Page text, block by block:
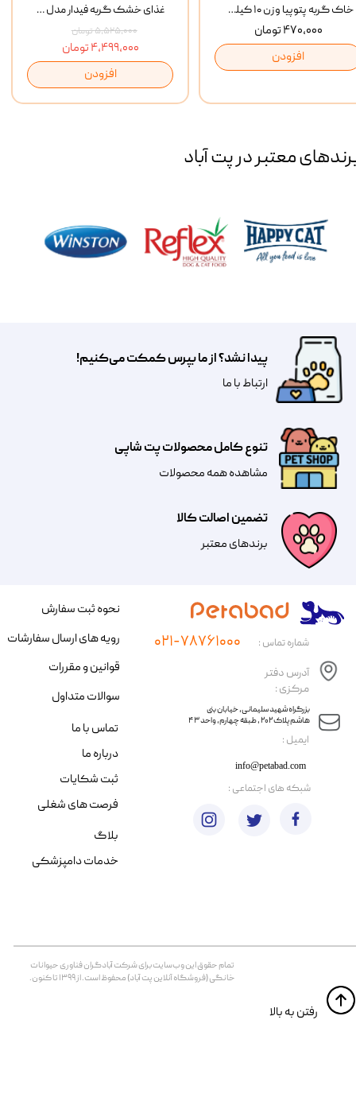
غذای خشک گربه فیدار مدل Adult وزن 10 کیلوگرم
۵,۵۲۵,۰۰۰ تومان
۴,۴۹۹,۰۰۰ تومان
افزودن
خاک گربه پتوپیا وزن ۱۰ کیلوگرم
۴۷۰,۰۰۰ تومان
افزودن
معتبر در پت آباد
تضمین اصالت کالا
​​برندهای معتبر​​​​​​​
تنوع کامل محصولات پت شاپی
مشاهده همه محصولات
پیدا نشد؟ از ما بپرس کمکت می‌کنیم!
​​​ارتباط با ما
​ایمیل :
آدرس دفتر
مرکزی :
info@petabad.com
​​بزرگراه شهید سلیمانی، خیابان بنی
هاشم پلاک ۲۰۲ ، طبقه چهارم، واحد ۴۳
شماره تماس : ۰۲۱-۷۸۷۶۱۰۰۰
تمام حقوق اين وب‌سايت برای شرکت آبادگران فناوری حیوانات
خانگی (فروشگاه آنلاین پت آباد) محفوظ است. از ۱۳۹۹ تا کنون.
​​رفتن به بالا
نحوه ثبت سفارش
رویه های ارسال سفارشات
قوانین و مقررات
سوالات متداول
تماس با ما
درباره ما
ثبت شکایات
فرصت های شغلی
​شبکه های اجتماعی :
بلاگ
خدمات دامپزشکی